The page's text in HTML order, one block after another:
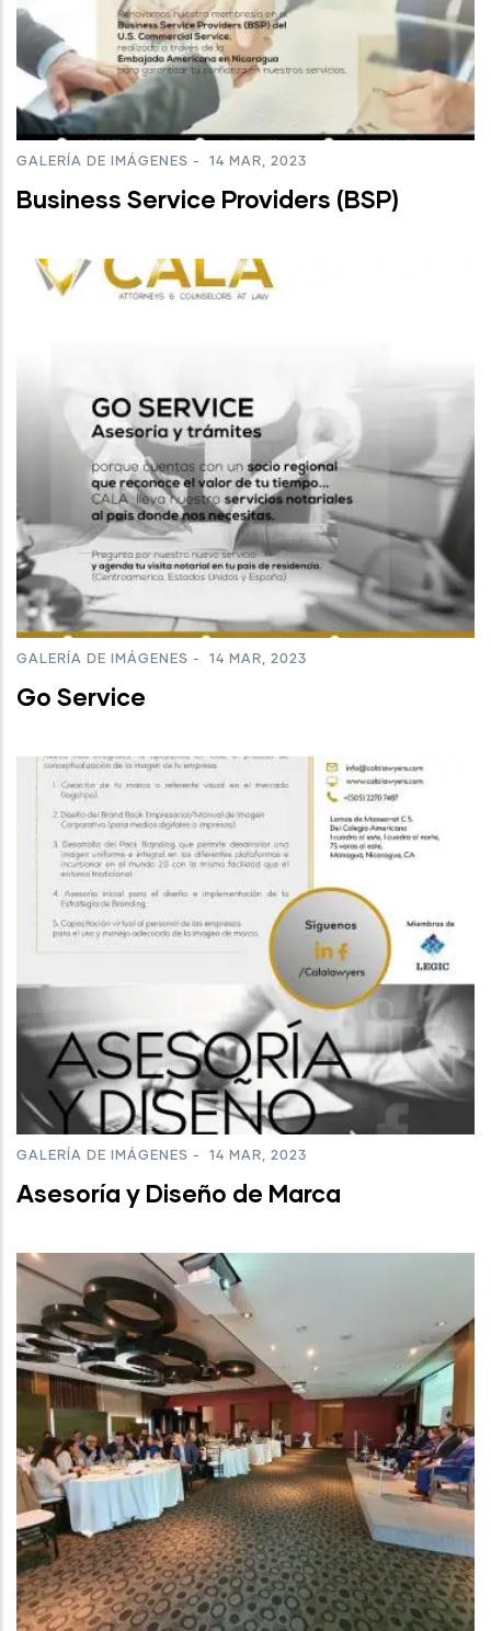
GALERÍA DE IMÁGENES - 14 MAR, 2023
Business Service Providers (BSP)
GALERÍA DE IMÁGENES - 14 MAR, 2023
Go Service
GALERÍA DE IMÁGENES - 14 MAR, 2023
Asesoría y Diseño de Marca